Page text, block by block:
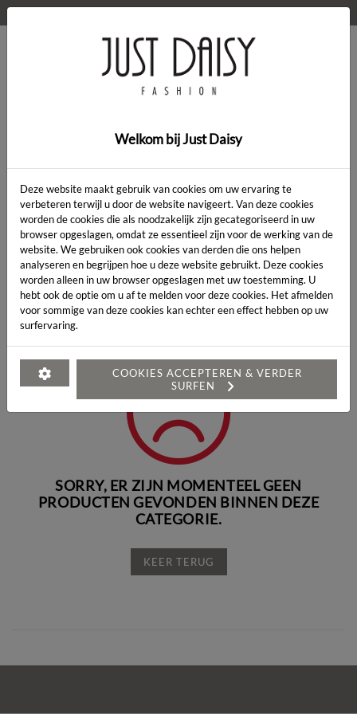
SHOP | JUST DAISY
PRODUCT FILTERS
Gevonden producten: 0
SORRY, ER ZIJN MOMENTEEL GEEN
PRODUCTEN GEVONDEN BINNEN DEZE
CATEGORIE.
KEER TERUG
Welkom bij Just Daisy
Deze website maakt gebruik van cookies om uw ervaring te
verbeteren terwijl u door de website navigeert. Van deze cookies
worden de cookies die als noodzakelijk zijn gecategoriseerd in uw
browser opgeslagen, omdat ze essentieel zijn voor de werking van de
website. We gebruiken ook cookies van derden die ons helpen
analyseren en begrijpen hoe u deze website gebruikt. Deze cookies
worden alleen in uw browser opgeslagen met uw toestemming. U
hebt ook de optie om u af te melden voor deze cookies. Het afmelden
voor sommige van deze cookies kan echter een effect hebben op uw
surfervaring.
COOKIES ACCEPTEREN & VERDER
SURFEN